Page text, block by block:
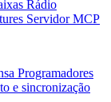
Rádio
Servidor MCP
Programadores
e sincronização